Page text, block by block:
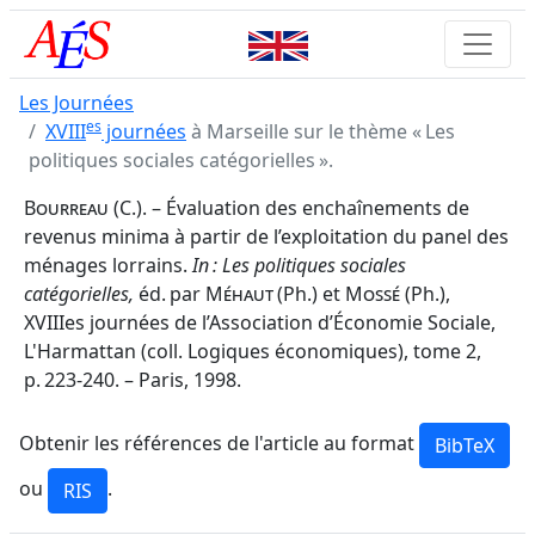
Les Journées
XVIIIes journées à Marseille sur le thème « Les
politiques sociales catégorielles ».
Bourreau (C.). – Évaluation des enchaînements de
revenus minima à partir de l’exploitation du panel des
ménages lorrains.In : Les politiques sociales
catégorielles, éd. par Méhaut(Ph.) et Mossé(Ph.),
XVIIIes journées de l’Association d’Économie Sociale,
L'Harmattan (coll. Logiques économiques), tome 2,
p. 223-240. – Paris, 1998.
Obtenir les références de l'article au format
ou
.